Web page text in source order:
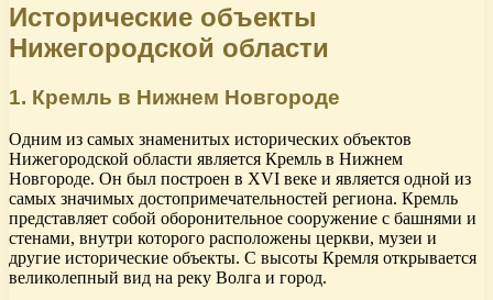
Исторические объекты
Нижегородской области
1. Кремль в Нижнем Новгороде
Одним из самых знаменитых исторических объектов
Нижегородской области является Кремль в Нижнем
Новгороде. Он был построен в XVI веке и является одной из
самых значимых достопримечательностей региона. Кремль
представляет собой оборонительное сооружение с башнями и
стенами, внутри которого расположены церкви, музеи и
другие исторические объекты. С высоты Кремля открывается
великолепный вид на реку Волга и город.